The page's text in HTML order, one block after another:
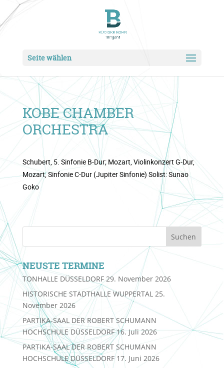
Seite wählen
KOBE CHAMBER
ORCHESTRA
Schubert, 5. Sinfonie B-Dur; Mozart, Violinkonzert G-Dur,
Mozart, Sinfonie C-Dur (Jupiter Sinfonie) Solist: Sunao
Goko
NEUSTE TERMINE
TONHALLE DÜSSELDORF 29. November 2026
HISTORISCHE STADTHALLE WUPPERTAL 25.
November 2026
PARTIKA-SAAL DER ROBERT SCHUMANN
HOCHSCHULE DÜSSELDORF 16. Juli 2026
PARTIKA-SAAL DER ROBERT SCHUMANN
HOCHSCHULE DÜSSELDORF 17. Juni 2026